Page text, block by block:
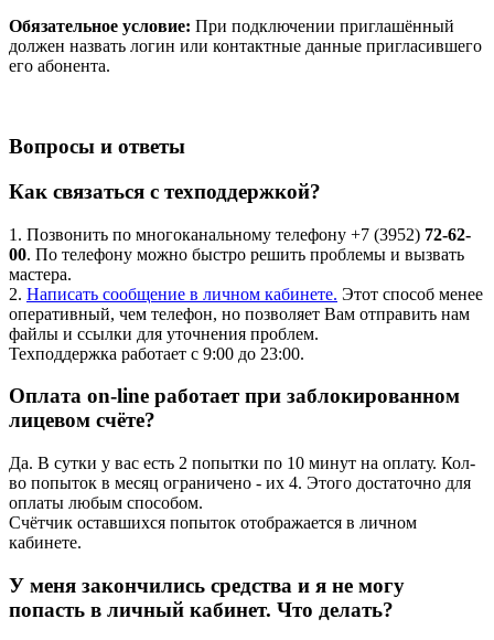
Обязательное условие: При подключении приглашённый
должен назвать логин или контактные данные пригласившего
его абонента.
Вопросы и ответы
Как связаться с техподдержкой?
1. Позвонить по многоканальному телефону +7 (3952) 72-62-
00. По телефону можно быстро решить проблемы и вызвать
мастера.
2. Написать сообщение в личном кабинете. Этот способ менее
оперативный, чем телефон, но позволяет Вам отправить нам
файлы и ссылки для уточнения проблем.
Техподдержка работает с 9:00 до 23:00.
Оплата on-line работает при заблокированном
лицевом счёте?
Да. В сутки у вас есть 2 попытки по 10 минут на оплату. Кол-
во попыток в месяц ограничено - их 4. Этого достаточно для
оплаты любым способом.
Счётчик оставшихся попыток отображается в личном
кабинете.
У меня закончились средства и я не могу
попасть в личный кабинет. Что делать?